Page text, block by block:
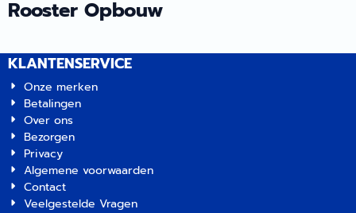
Rooster Opbouw
KLANTENSERVICE
Onze merken
Betalingen
Over ons
Bezorgen
Privacy
Algemene voorwaarden
Contact
Veelgestelde Vragen